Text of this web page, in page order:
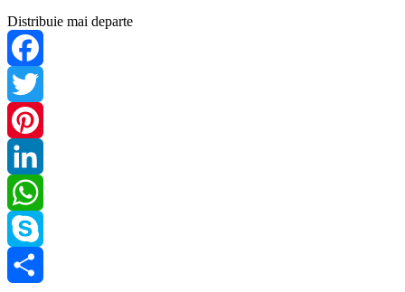
Distribuie mai departe
Facebook
Twitter
Pinterest
LinkedIn
WhatsApp
Skype